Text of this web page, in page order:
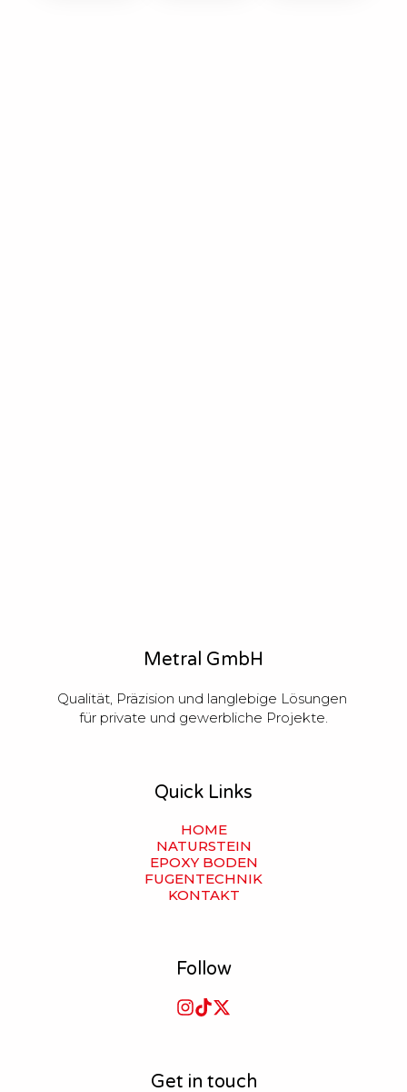
Metral GmbH
Qualität, Präzision und langlebige Lösungen
für private und gewerbliche Projekte.
Quick Links
HOME
NATURSTEIN
EPOXY BODEN
FUGENTECHNIK
KONTAKT
Follow
Get in touch